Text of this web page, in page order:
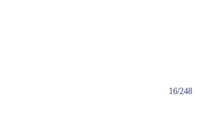
16/248